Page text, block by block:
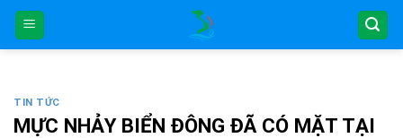
Skip
content
TIN TỨC
MỰC NHẢY BIỂN ĐÔNG ĐÃ CÓ MẶT TẠI